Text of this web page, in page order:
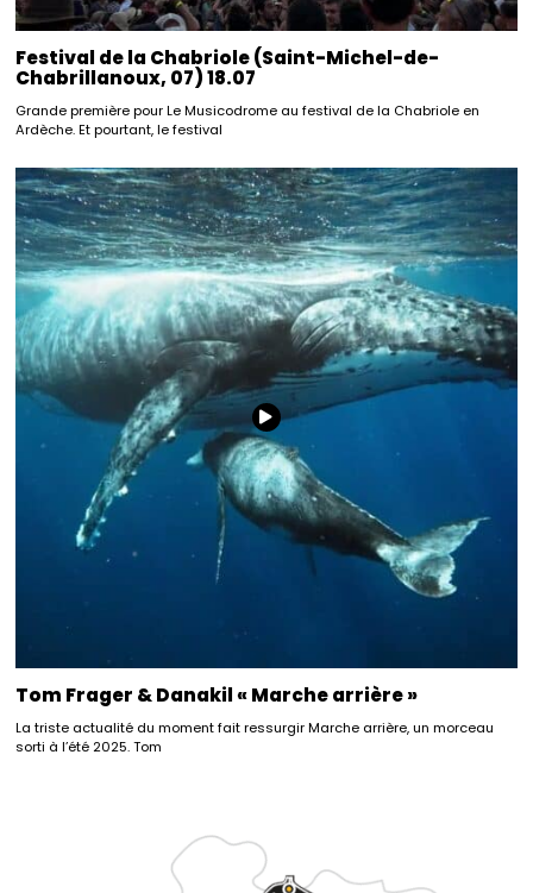
Festival de la Chabriole (Saint-Michel-de-
Chabrillanoux, 07) 18.07
Grande première pour Le Musicodrome au festival de la Chabriole en
Ardèche. Et pourtant, le festival
Tom Frager & Danakil « Marche arrière »
La triste actualité du moment fait ressurgir Marche arrière, un morceau
sorti à l’été 2025. Tom